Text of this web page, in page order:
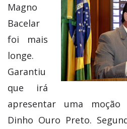
Magno
Bacelar
foi mais
longe.
Garantiu
que irá
apresentar uma
Dinho Ouro Preto.